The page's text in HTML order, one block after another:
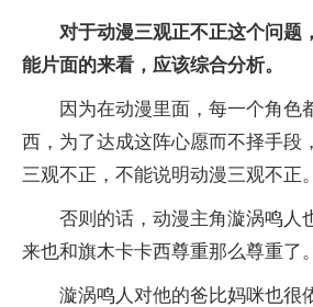
对于动漫三观正不正这个问题
能片面的来看，应该综合分析。
因为在动漫里面，每一个角色
西，为了达成这阵心愿而不择手段
三观不正，不能说明动漫三观不正。
否则的话，动漫主角漩涡鸣人
来也和旗木卡卡西尊重那么尊重了。
漩涡鸣人对他的爸比妈咪也很